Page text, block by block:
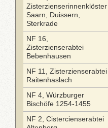
Zisterzienserinnenklöster
Saarn, Duissern,
Sterkrade
NF 16,
Zisterzienserabtei
Bebenhausen
NF 11, Zisterzienserabtei
Raitenhaslach
NF 4, Würzburger
Bischöfe 1254-1455
NF 2, Cistercienserabtei